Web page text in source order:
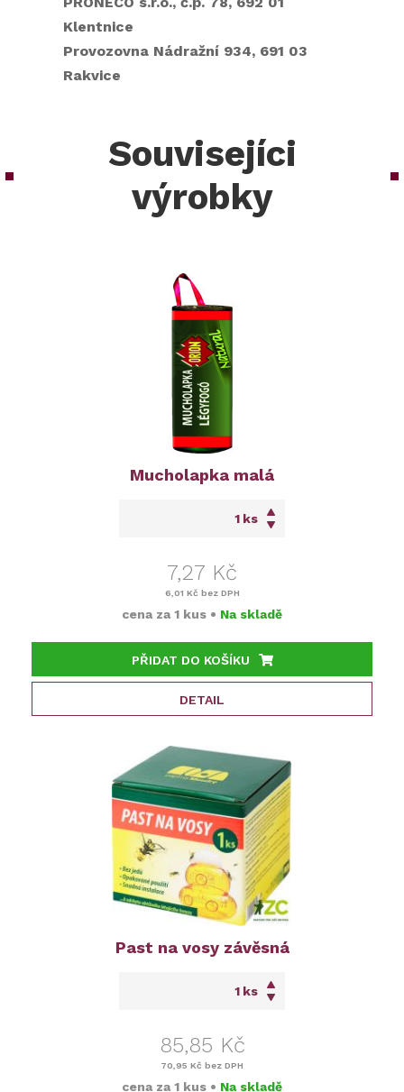
Klentnice
Provozovna Nádražní 934, 691 03
Rakvice
Souvisejíci
výrobky
Mucholapka malá
ks
7,27 Kč
6,01 Kč bez DPH
cena za 1 kus • Na skladě
PŘIDAT DO KOŠÍKU
DETAIL
Past na vosy závěsná
ks
85,85 Kč
70,95 Kč bez DPH
cena za 1 kus • Na skladě